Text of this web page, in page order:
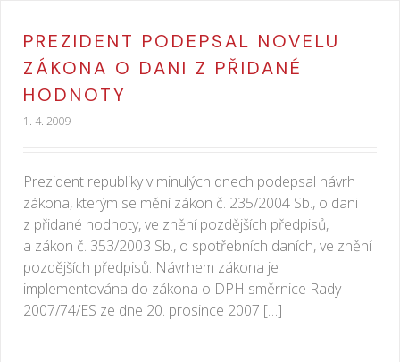
PREZIDENT PODEPSAL NOVELU
ZÁKONA O DANI Z PŘIDANÉ
HODNOTY
1. 4. 2009
Prezident republiky v minulých dnech podepsal návrh
zákona, kterým se mění zákon č. 235/2004 Sb., o dani
z přidané hodnoty, ve znění pozdějších předpisů,
a zákon č. 353/2003 Sb., o spotřebních daních, ve znění
pozdějších předpisů. Návrhem zákona je
implementována do zákona o DPH směrnice Rady
2007/74/ES ze dne 20. prosince 2007 […]